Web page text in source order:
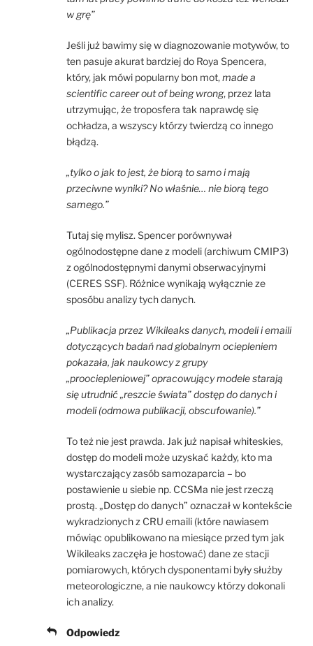
w grę”
Jeśli już bawimy się w diagnozowanie motywów, to
ten pasuje akurat bardziej do Roya Spencera,
który, jak mówi popularny bon mot,made a
scientific career out of being wrong, przez lata
utrzymując, że troposfera tak naprawdę się
ochładza, a wszyscy którzy twierdzą co innego
błądzą.
„tylko o jak to jest, że biorą to samo i mają
przeciwne wyniki? No właśnie… nie biorą tego
samego.”
Tutaj się mylisz. Spencer porównywał
ogólnodostępne dane z modeli (archiwum CMIP3)
z ogólnodostępnymi danymi obserwacyjnymi
(CERES SSF). Różnice wynikają wyłącznie ze
sposóbu analizy tych danych.
„Publikacja przez Wikileaks danych, modeli i emaili
dotyczących badań nad globalnym ociepleniem
pokazała, jak naukowcy z grupy
„proociepleniowej” opracowujący modele starają
się utrudnić „reszcie świata” dostęp do danych i
modeli (odmowa publikacji, obscufowanie).”
To też nie jest prawda. Jak już napisał whiteskies,
dostęp do modeli może uzyskać każdy, kto ma
wystarczający zasób samozaparcia – bo
postawienie u siebie np. CCSMa nie jest rzeczą
prostą. „Dostęp do danych” oznaczał w kontekście
wykradzionych z CRU emaili (które nawiasem
mówiąc opublikowano na miesiące przed tym jak
Wikileaks zaczęła je hostować) dane ze stacji
pomiarowych, których dysponentami były służby
meteorologiczne, a nie naukowcy którzy dokonali
ich analizy.
Odpowiedz